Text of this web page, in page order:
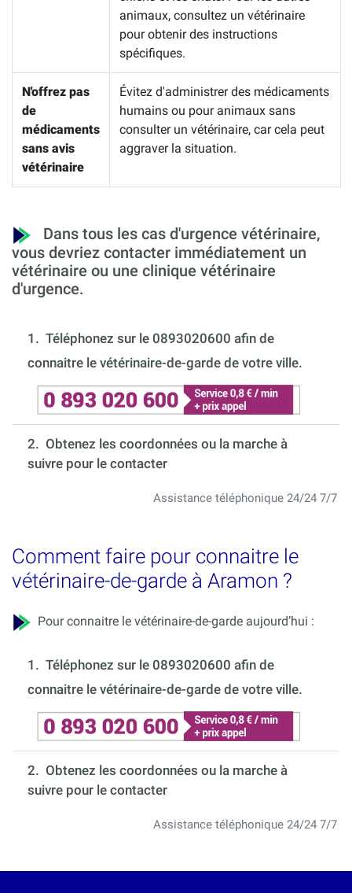
animaux, consultez un vétérinaire
pour obtenir des instructions
spécifiques.
N'offrez pas
de
médicaments
sans avis
vétérinaire
Évitez d'administrer des médicaments
humains ou pour animaux sans
consulter un vétérinaire, car cela peut
aggraver la situation.
Dans tous les cas d'urgence vétérinaire,
vous devriez contacter immédiatement un
vétérinaire ou une clinique vétérinaire
d'urgence.
1. Téléphonez sur le 0893020600 afin de
connaitre le vétérinaire-de-garde de votre ville.
2. Obtenez les coordonnées ou la marche à
suivre pour le contacter
Assistance téléphonique 24/24 7/7
Comment faire pour connaitre le
vétérinaire-de-garde à Aramon ?
Pour connaitre le vétérinaire-de-garde aujourd’hui :
1. Téléphonez sur le 0893020600 afin de
connaitre le vétérinaire-de-garde de votre ville.
2. Obtenez les coordonnées ou la marche à
suivre pour le contacter
Assistance téléphonique 24/24 7/7